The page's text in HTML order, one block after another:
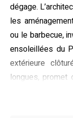
dégage.
les
ou le barbecue,
ensoleillées du
extérieure
longues,
un cadre